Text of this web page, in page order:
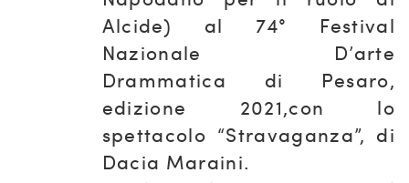
Alcide) al 74° Festival
Nazionale D’arte
Drammatica di Pesaro,
edizione 2021,con lo
spettacolo “Stravaganza”, di
Dacia Maraini.